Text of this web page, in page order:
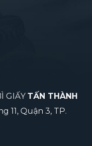
GIẤY TẤN THÀNH
11, Quận 3, TP.